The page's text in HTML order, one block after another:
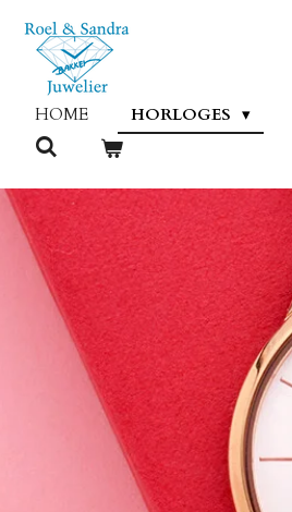
Ga
direct
hoofdinhoud
HOME HORLOGES